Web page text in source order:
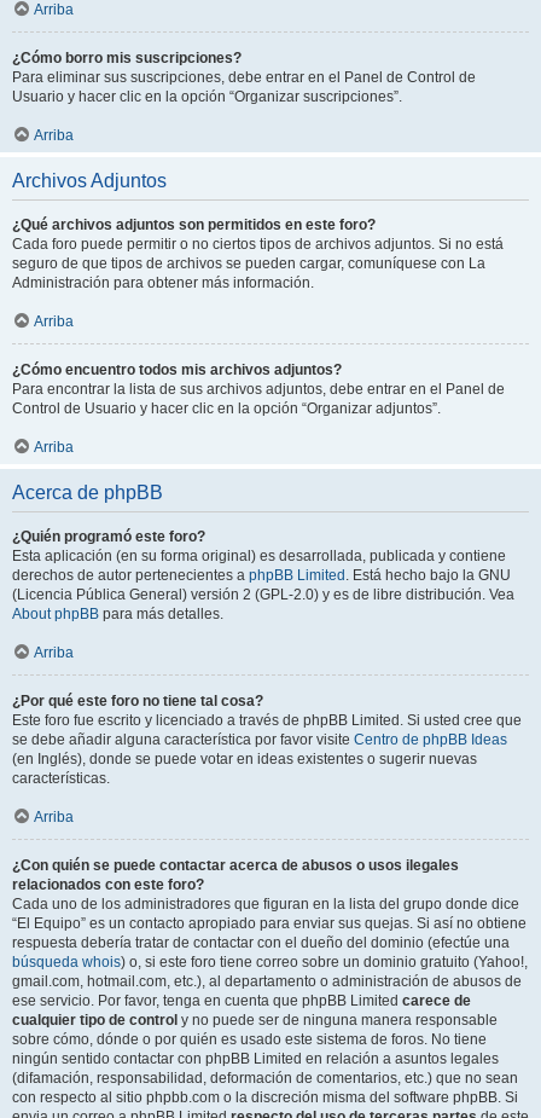
Arriba
¿Cómo borro mis suscripciones?
Para eliminar sus suscripciones, debe entrar en el Panel de Control de
Usuario y hacer clic en la opción “Organizar suscripciones”.
Arriba
Archivos Adjuntos
¿Qué archivos adjuntos son permitidos en este foro?
Cada foro puede permitir o no ciertos tipos de archivos adjuntos. Si no está
seguro de que tipos de archivos se pueden cargar, comuníquese con La
Administración para obtener más información.
Arriba
¿Cómo encuentro todos mis archivos adjuntos?
Para encontrar la lista de sus archivos adjuntos, debe entrar en el Panel de
Control de Usuario y hacer clic en la opción “Organizar adjuntos”.
Arriba
Acerca de phpBB
¿Quién programó este foro?
Esta aplicación (en su forma original) es desarrollada, publicada y contiene
derechos de autor pertenecientes a phpBB Limited . Está hecho bajo la GNU
(Licencia Pública General) versión 2 (GPL-2.0) y es de libre distribución. Vea
About phpBB para más detalles.
Arriba
¿Por qué este foro no tiene tal cosa?
Este foro fue escrito y licenciado a través de phpBB Limited. Si usted cree que
se debe añadir alguna característica por favor visite Centro de phpBB Ideas
(en Inglés), donde se puede votar en ideas existentes o sugerir nuevas
características.
Arriba
¿Con quién se puede contactar acerca de abusos o usos ilegales
relacionados con este foro?
Cada uno de los administradores que figuran en la lista del grupo donde dice
“El Equipo” es un contacto apropiado para enviar sus quejas. Si así no obtiene
respuesta debería tratar de contactar con el dueño del dominio (efectúe una
búsqueda whois) o, si este foro tiene correo sobre un dominio gratuito (Yahoo!,
gmail.com, hotmail.com, etc.), al departamento o administración de abusos de
ese servicio. Por favor, tenga en cuenta que phpBB Limited carece de
cualquier tipo de control y no puede ser de ninguna manera responsable
sobre cómo, dónde o por quién es usado este sistema de foros. No tiene
ningún sentido contactar con phpBB Limited en relación a asuntos legales
(difamación, responsabilidad, deformación de comentarios, etc.) que no sean
con respecto al sitio phpbb.com o la discreción misma del software phpBB. Si